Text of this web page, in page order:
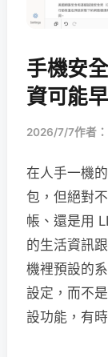
手機安
資可能
2026/7/7作者：
在人手一機
包，但絕對
帳、還是用
的生活資訊
機裡預設的
設定，而不
設功能，有